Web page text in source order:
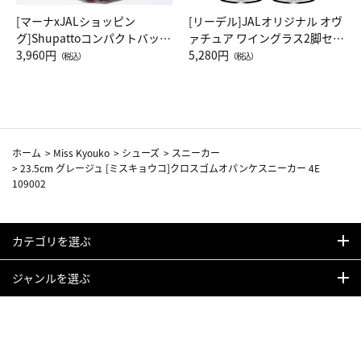
[マーナxJALショッピン
グ]Shupattoコンパクトバッグ
Drop JAL客室乗務員（LC）ス
3,960円 （税込）
[リーデル]JALオリジナル オヴ
ァチュア ワイングラス2脚セッ
ト（レッドワイン）
5,280円 （税込）
ホーム > Miss Kyouko > シューズ > スニーカー
>23.5cm グレージュ [ミスキョウコ]クロスゴムオパンケスニーカー 4E
109002
カテゴリを選ぶ
ジャンルを選ぶ